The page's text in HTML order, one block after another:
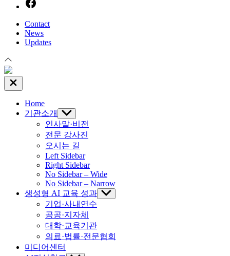
Contact
News
Updates
Close
Off
Home
기관소개
Show
sub
menu
인사말·비전
전문 강사진
오시는 길
Left Sidebar
Right Sidebar
No Sidebar – Wide
No Sidebar – Narrow
생성형 AI 교육 성과 Show
sub
기업·사내연수
공공·지자체
대학·교육기관
의료·법률·전문협회
미디어센터